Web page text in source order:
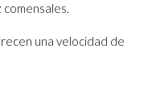
una velocidad de